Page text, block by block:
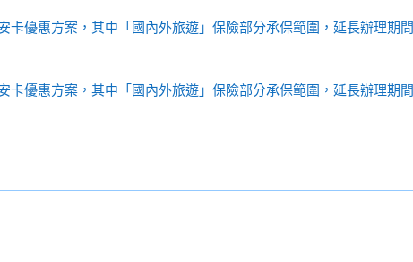
卡優惠方案，其中「國內外旅遊」保險部分承保範圍，延長辦理期
卡優惠方案，其中「國內外旅遊」保險部分承保範圍，延長辦理期